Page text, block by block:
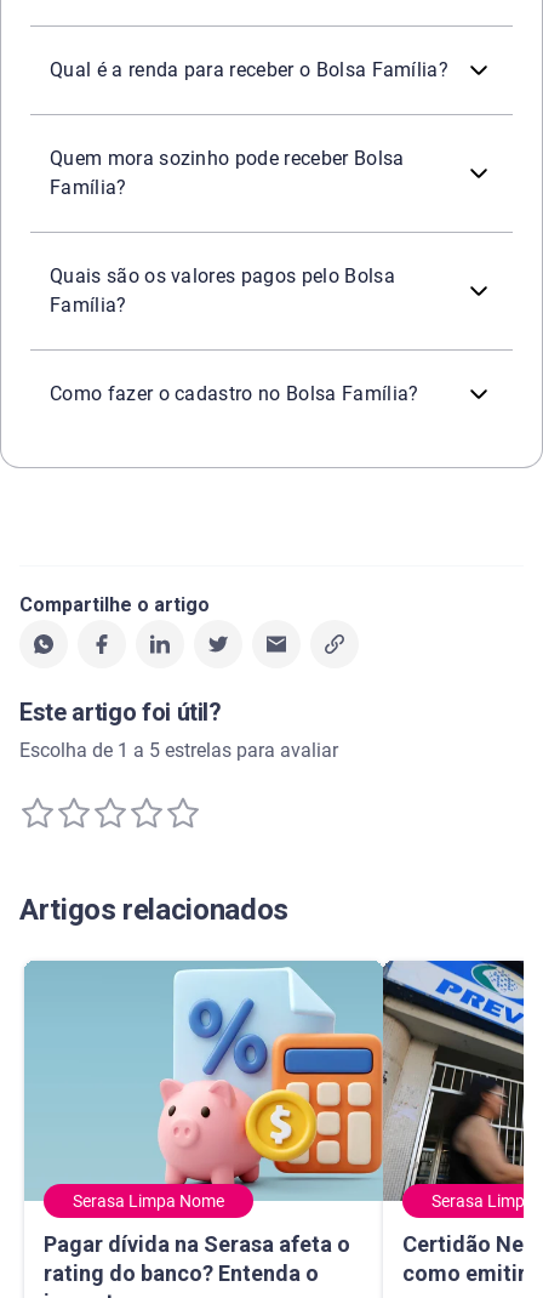
Qual é a renda para receber o Bolsa Família?
Quem mora sozinho pode receber Bolsa
Família?
Quais são os valores pagos pelo Bolsa
Família?
Como fazer o cadastro no Bolsa Família?
Compartilhe o artigo
Este artigo foi útil?
Escolha de 1 a 5 estrelas para avaliar
Artigos relacionados
Serasa Limpa Nome
Pagar dívida na Serasa afeta o
rating do banco? Entenda o
Pagar dívida na Serasa afeta o rating do banco? Entenda
Serasa Limpa
Certidão
como emitir
Certidão